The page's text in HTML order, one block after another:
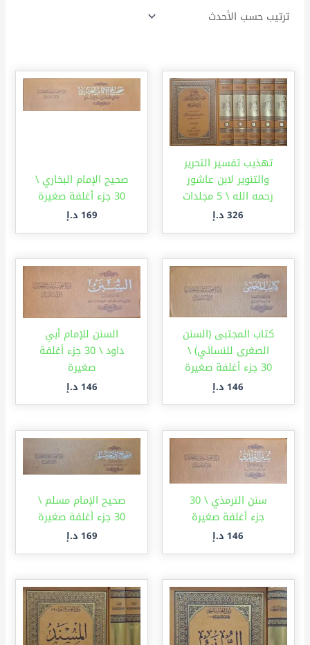
تهذيب تفسير التحرير
والتنوير لابن عاشور
رحمه الله \ 5 مجلدات
326 د.إ
صحيح الإمام البخاري \
30 جزء أغلفة صغيرة
169 د.إ
كتاب المجتبى (السنن
الصغرى للنسائي) \
30 جزء أغلفة صغيرة
146 د.إ
السنن للإمام أبي
داود \ 30 جزء أغلفة
صغيرة
146 د.إ
سنن الترمذي \ 30
جزء أغلفة صغيرة
146 د.إ
صحيح الإمام مسلم \
30 جزء أغلفة صغيرة
169 د.إ